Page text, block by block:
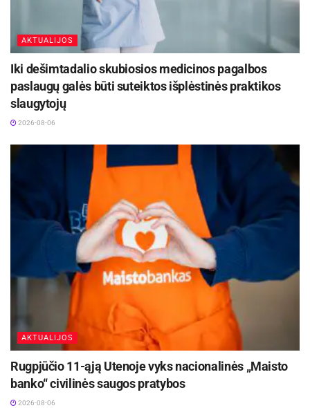
AKTUALIJOS
Iki dešimtadalio skubiosios medicinos pagalbos
paslaugų galės būti suteiktos išplėstinės praktikos
slaugytojų
2026-08-06
AKTUALIJOS
Rugpjūčio 11-ąją Utenoje vyks nacionalinės „Maisto
banko“ civilinės saugos pratybos
2026-08-06